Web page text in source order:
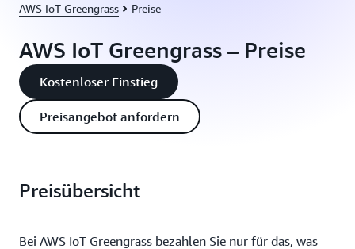
AWS IoT Greengrass Preise
AWS IoT Greengrass – Preise
Kostenloser Einstieg
Preisangebot anfordern
Preisübersicht
Bei AWS IoT Greengrass bezahlen Sie nur für das, was